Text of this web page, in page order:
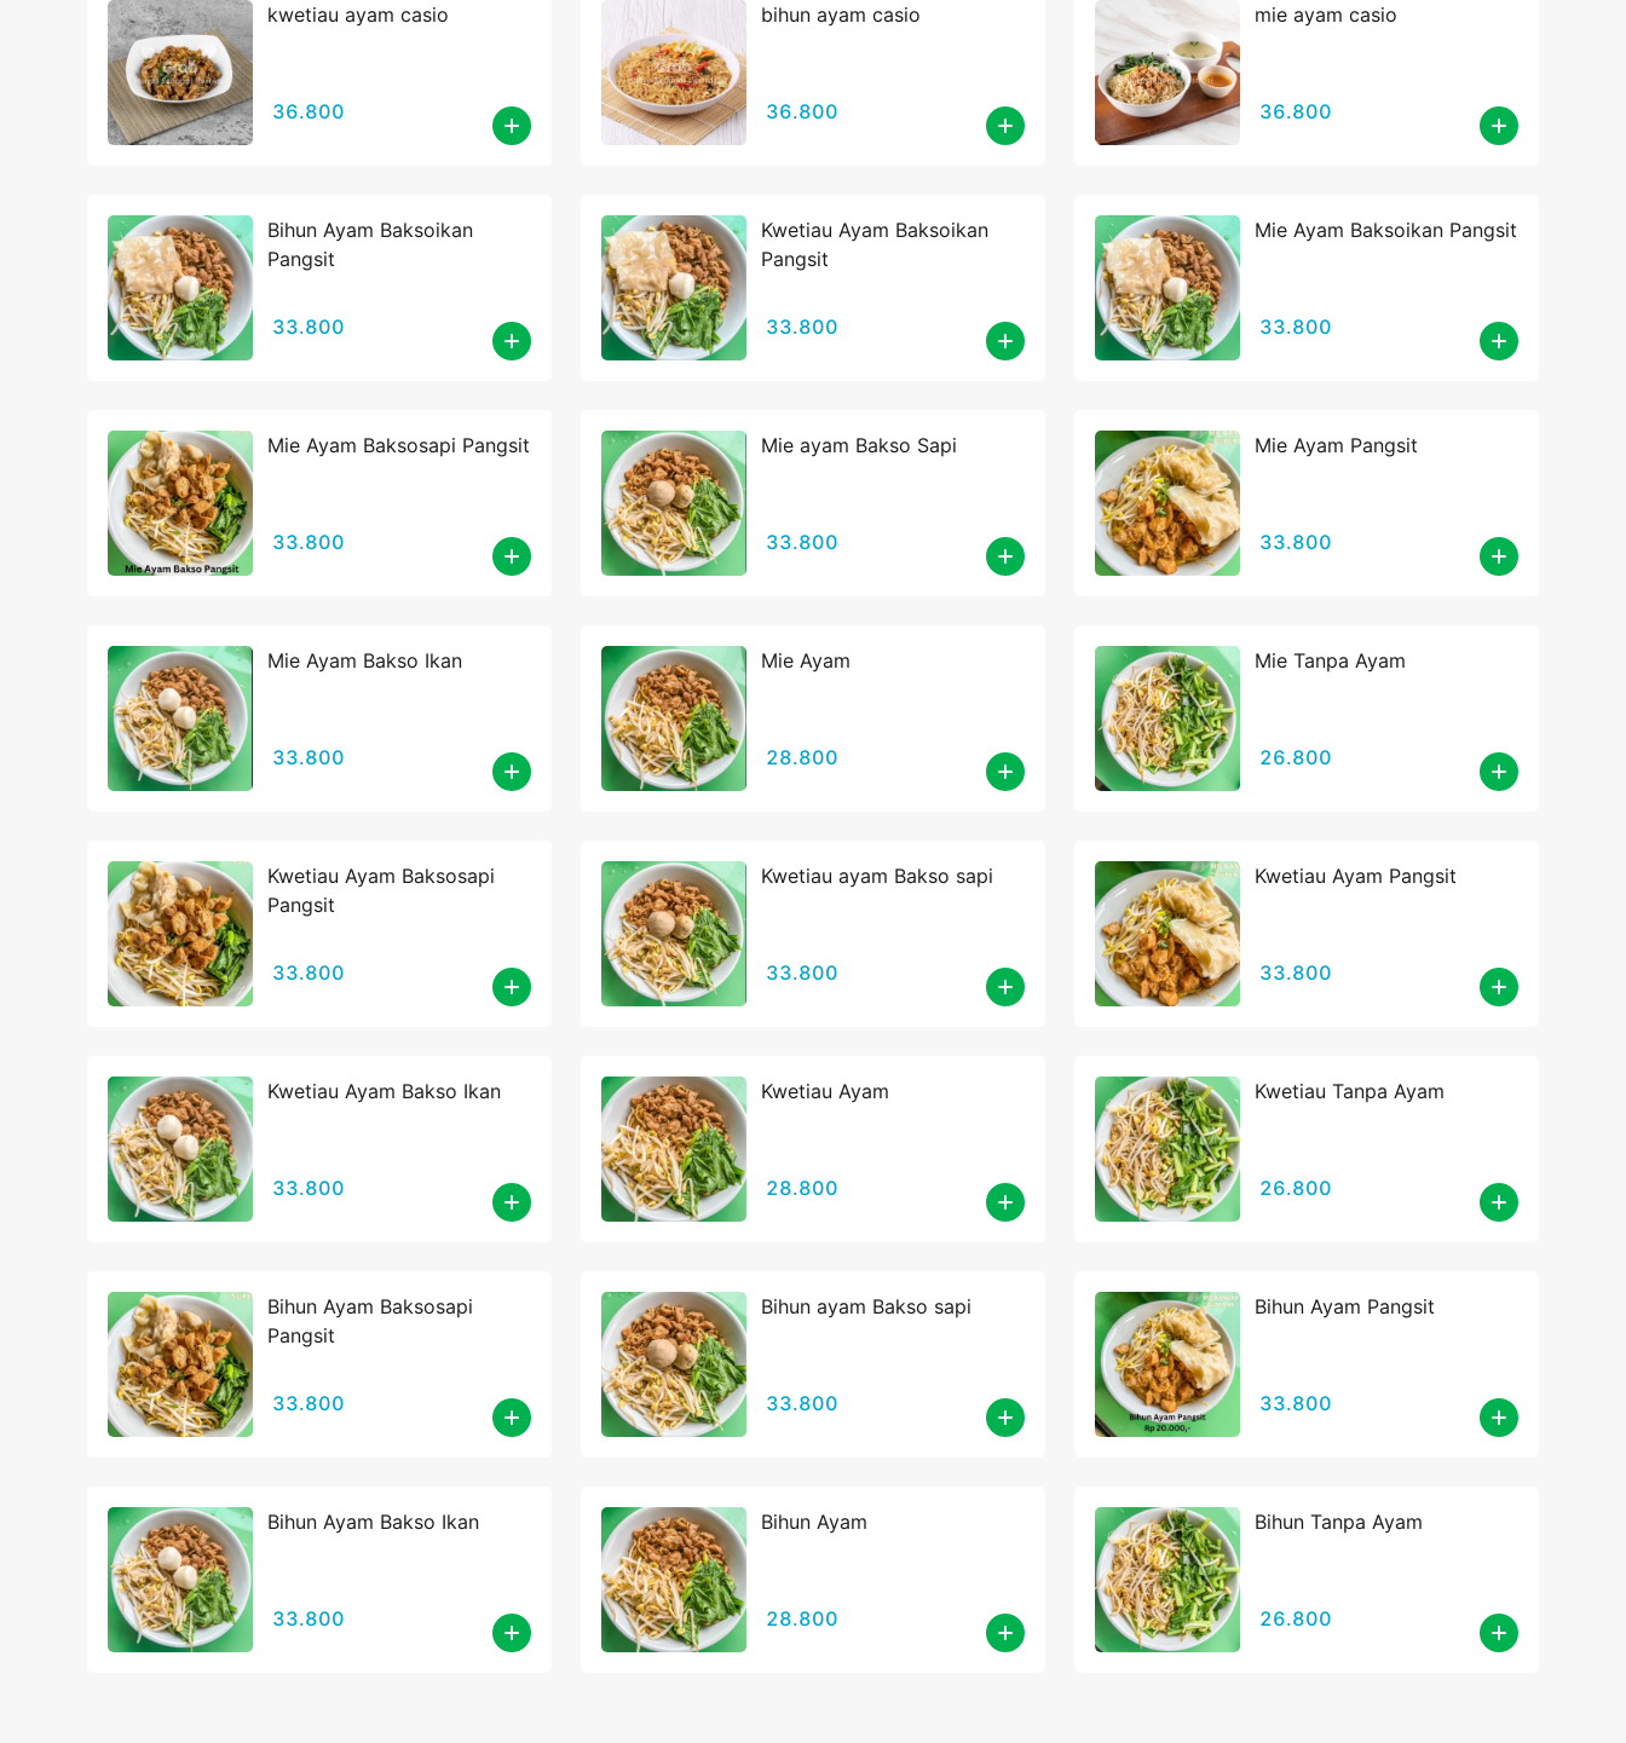
kwetiau ayam casio
36.800
bihun ayam casio
36.800
mie ayam casio
36.800
Bihun Ayam Baksoikan
Pangsit
33.800
Kwetiau Ayam Baksoikan
Pangsit
33.800
Mie Ayam Baksoikan Pangsit
33.800
Mie Ayam Baksosapi Pangsit
33.800
Mie ayam Bakso Sapi
33.800
Mie Ayam Pangsit
33.800
Mie Ayam Bakso Ikan
33.800
Mie Ayam
28.800
Mie Tanpa Ayam
26.800
Kwetiau Ayam Baksosapi
Pangsit
33.800
Kwetiau ayam Bakso sapi
33.800
Kwetiau Ayam Pangsit
33.800
Kwetiau Ayam Bakso Ikan
33.800
Kwetiau Ayam
28.800
Kwetiau Tanpa Ayam
26.800
Bihun Ayam Baksosapi
Pangsit
33.800
Bihun ayam Bakso sapi
33.800
Bihun Ayam Pangsit
33.800
Bihun Ayam Bakso Ikan
33.800
Bihun Ayam
28.800
Bihun Tanpa Ayam
26.800